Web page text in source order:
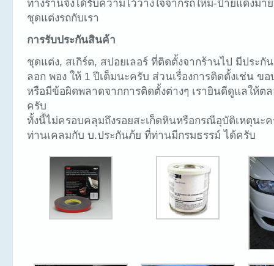
ทางร้านจึงได้รับความไว้วางใจจากรถใหม่-ป้ายแดงมา
ชุดแต่งรถกับเรา
การรับประกันสินค้า
ชุดแต่ง, สเกิร์ต, สปอยเลอร์ ที่ติดตั้งจากร้านไป มีประกั
ลอก พอง ให้ 1 ปีเต็มนะครับ ส่วนเรื่องการติดตั้งเช่น ข
หรือมีข้อผิดพลาดจากการติดตั้งต่างๆ เรายินดีดูแลให้ต
ครับ
ทั้งนี้ไม่ครอบคลุมถึงรอยสะเก็ดหินหรือกรณีอุบัติเหตุนะ
ท่านเคลมกับ บ.ประกันภ้ย ที่ท่านมีกรมธรรม์ ได้ครับ